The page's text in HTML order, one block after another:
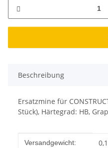
Beschreibung
Ersatzmine für
Stück), Härtegrad: HB,
Produkteigenschaft
Wert
Versandgewicht: